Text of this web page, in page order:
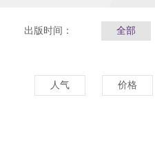
出版时间： 全部
人气 价格